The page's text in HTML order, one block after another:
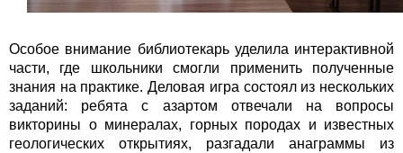
Особое внимание библиотекарь уделила интерактивной
части, где школьники смогли применить полученные
знания на практике. Деловая игра состоял из нескольких
заданий: ребята с азартом отвечали на вопросы
викторины о минералах, горных породах и известных
геологических открытиях, разгадали анаграммы из